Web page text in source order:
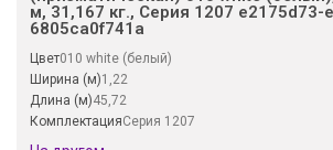
м, 31,167 кг., Серия 1207
6805ca0f741a
Цвет010 white (белый)
Ширина (м)1,22
Длина (м)45,72
КомплектацияСерия 1207